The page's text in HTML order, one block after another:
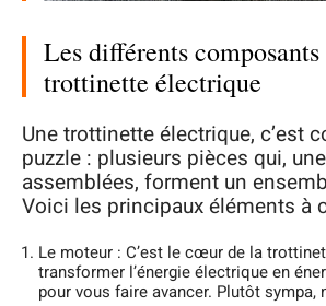
Les différents composants
trottinette électrique
Une trottinette électrique, c’est
puzzle : plusieurs pièces qui,
assemblées, forment un
Voici les principaux éléments à
Le moteur : C’est le cœur de la
transformer l’énergie électrique en
pour vous faire avancer. Plutôt sympa,